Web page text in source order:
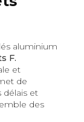
aluminium
F.
et
de
délais et
des